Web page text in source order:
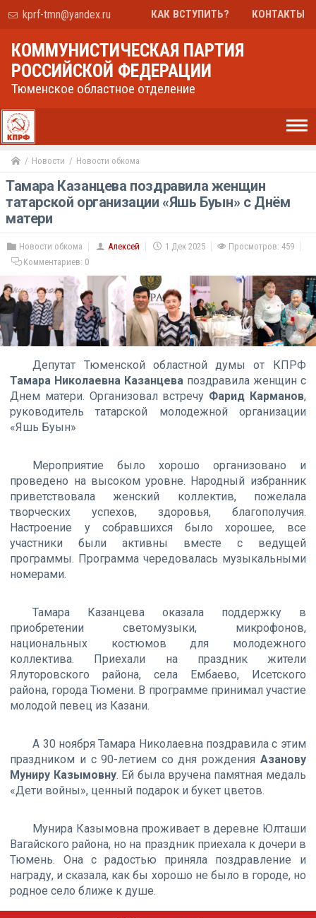
kprf-tmn@yandex.ru КАК ВСТУПИТЬ? КОНТАКТЫ
КОММУНИСТИЧЕСКАЯ ПАРТИЯ
РОССИЙСКОЙ ФЕДЕРАЦИИ
Тюменское областное отделение
Новости Новости обкома
Тамара Казанцева поздравила женщин
татарской организации «Яшь Буын» с Днём
матери
Новости обкома Алексей 1 Дек 2025
Просмотров: 459
Комментариев: 0
Депутат Тюменской областной думы от КПРФ
Тамара Николаевна Казанцева поздравила женщин с
Днем матери. Организовал встречу Фарид Карманов,
руководитель татарской молодежной организации
«Яшь Буын»
Мероприятие было хорошо организовано и
проведено на высоком уровне. Народный избранник
приветствовала женский коллектив, пожелала
творческих успехов, здоровья, благополучия.
Настроение у собравшихся было хорошее, все
участники были активны вместе с ведущей
программы. Программа чередовалась музыкальными
номерами.
Тамара Казанцева оказала поддержку в
приобретении светомузыки, микрофонов,
национальных костюмов для молодежного
коллектива. Приехали на праздник жители
Ялуторовского района, села Ембаево, Исетского
района, города Тюмени. В программе принимал участие
молодой певец из Казани.
А 30 ноября Тамара Николаевна поздравила с этим
праздником и с 90-летием со дня рождения Азанову
Муниру Казымовну. Ей была вручена памятная медаль
«Дети войны», ценный подарок и букет цветов.
Мунира Казымовна проживает в деревне Юлташи
Вагайского района, но на праздник приехала к дочери в
Тюмень. Она с радостью приняла поздравление и
награду, и сказала, как бы хорошо не было в городе, но
родное село ближе к душе.